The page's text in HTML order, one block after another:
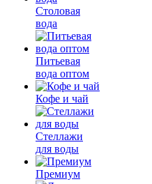
Столовая
вода
Питьевая
вода оптом
Кофе и чай
Стеллажи
для воды
Премиум